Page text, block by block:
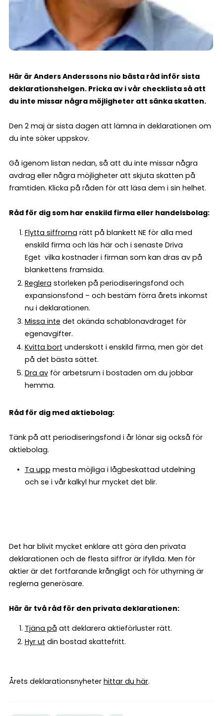
Här är Anders Anderssons nio bästa råd inför sista
deklarationshelgen. Pricka av i vår checklista så att
du inte missar några möjligheter att sänka skatten.
Den 2 maj är sista dagen att lämna in deklarationen om
du inte söker uppskov.
Gå igenom listan nedan, så att du inte missar några
avdrag eller några möjligheter att skjuta skatten på
framtiden. Klicka på råden för att läsa dem i sin helhet.
Råd för dig som har enskild firma eller handelsbolag:
Flytta siffrorna rätt på blankett NE för alla med
enskild firma och läs här och i senaste Driva
Eget vilka kostnader i firman som kan dras av på
blankettens framsida.
Reglera storleken på periodiseringsfond och
expansionsfond – och bestäm förra årets inkomst
nu i deklarationen.
Missa inte det okända schablonavdraget för
egenavgifter.
Kvitta bort underskott i enskild firma, men gör det
på det bästa sättet.
Dra avför arbetsrum i bostaden om du jobbar
hemma.
Råd för dig med aktiebolag:
Tänk på att periodiseringsfond i år lönar sig också för
aktiebolag.
Ta upp mesta möjliga i lågbeskattad utdelning
och se i vår kalkyl hur mycket det blir.
Det har blivit mycket enklare att göra den privata
deklarationen och de flesta siffror är ifyllda. Men för
aktier är det fortfarande krångligt och för uthyrning är
reglerna generösare.
Här är två råd för den privata deklarationen:
Tjäna på att deklarera aktieförluster rätt.
Hyr ut din bostad skattefritt.
Årets deklarationsnyheter hittar du här.